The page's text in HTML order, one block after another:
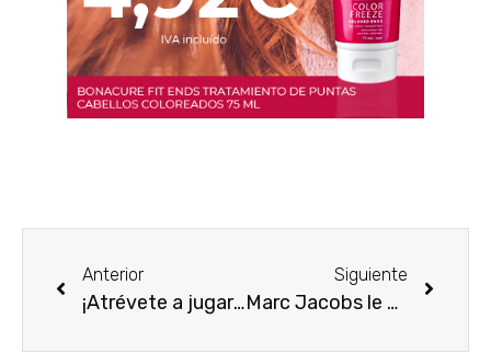
Anterior
¡Atrévete a jugar! The Game – Davidoff
Siguiente
Marc Jacobs le da un toque dulce al verano con Honey de Marc Jacobs, ¡su próximo lanzamiento!